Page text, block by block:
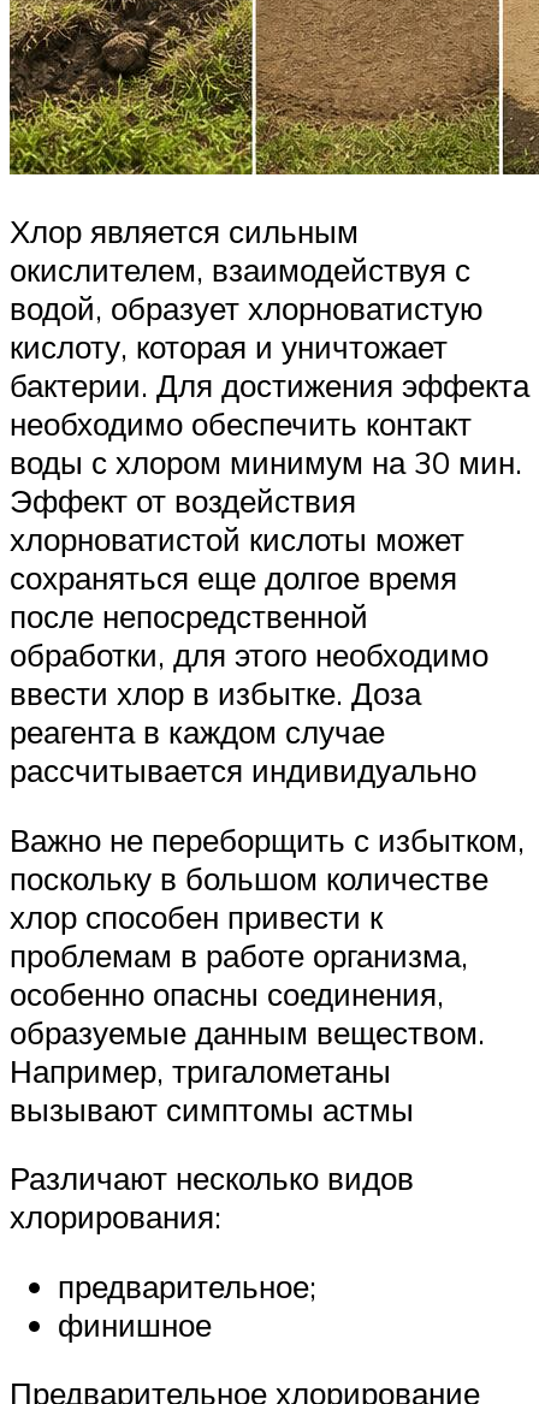
Хлор является сильным
окислителем, взаимодействуя с
водой, образует хлорноватистую
кислоту, которая и уничтожает
бактерии. Для достижения эффекта
необходимо обеспечить контакт
воды с хлором минимум на 30 мин.
Эффект от воздействия
хлорноватистой кислоты может
сохраняться еще долгое время
после непосредственной
обработки, для этого необходимо
ввести хлор в избытке. Доза
реагента в каждом случае
рассчитывается индивидуально
Важно не переборщить с избытком,
поскольку в большом количестве
хлор способен привести к
проблемам в работе организма,
особенно опасны соединения,
образуемые данным веществом.
Например, тригалометаны
вызывают симптомы астмы
Различают несколько видов
хлорирования:
предварительное;
финишное
Предварительное хлорирование